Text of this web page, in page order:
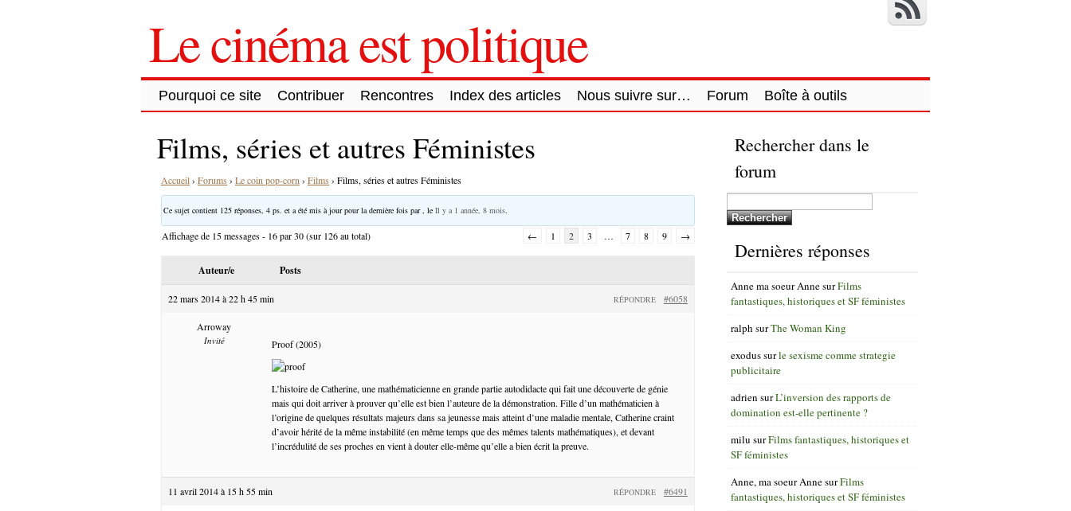
Le cinéma est politique
Pourquoi ce site Contribuer Rencontres Index des articles Nous suivre sur… Forum Boîte à outils
Films, séries et autres Féministes
Accueil› Forums › Le coin pop-corn › Films › Films, séries et autres Féministes
Ce sujet contient 125 réponses, 4 ps. et a été mis à jour pour la dernière fois par , le Il y a 1 année, 8 mois
Affichage de 15 messages - 16 par 30 (sur 126 au total) ← 1 2 3 … 7 8 9 →
Auteur/e Posts
22 mars 2014 à 22 h 45 min #6058
RÉPONDRE
Arroway
Invité Proof (2005)
L’histoire de Catherine, une mathématicienne en grande partie autodidacte qui fait une découverte de génie
mais qui doit arriver à prouver qu’elle est bien l’auteure de la démonstration. Fille d’un mathématicien à
l’origine de quelques résultats majeurs dans sa jeunesse mais atteint d’une maladie mentale, Catherine craint
d’avoir hérité de la même instabilité (en même temps que des mêmes talents mathématiques), et devant
l’incrédulité de ses proches en vient à douter elle-même qu’elle a bien écrit la preuve.
11 avril 2014 à 15 h 55 min #6491
RÉPONDRE
Rechercher dans le
forum
Dernières réponses
Anne ma soeur AnnesurFilms
fantastiques, historiques et SF féministes
ralph surThe Woman King
exodussurle sexisme comme strategie
publicitaire
adrien surL’inversion des rapports de
domination est-elle pertinente ?
milu surFilms fantastiques, historiques et
SF féministes
Anne, ma soeur AnnesurFilms
fantastiques, historiques et SF féministes